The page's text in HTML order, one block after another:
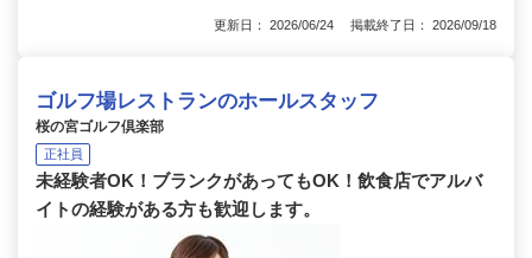
更新日： 2026/06/24 掲載終了日： 2026/09/18
ゴルフ場レストランのホールスタッフ
桜の宮ゴルフ倶楽部
正社員
未経験者OK！ブランクがあってもOK！飲食店でアルバ
イトの経験がある方も歓迎します。